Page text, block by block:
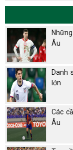
Âu
Danh
lớn
Các
Âu